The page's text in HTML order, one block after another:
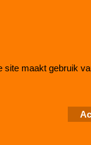
site maakt gebruik